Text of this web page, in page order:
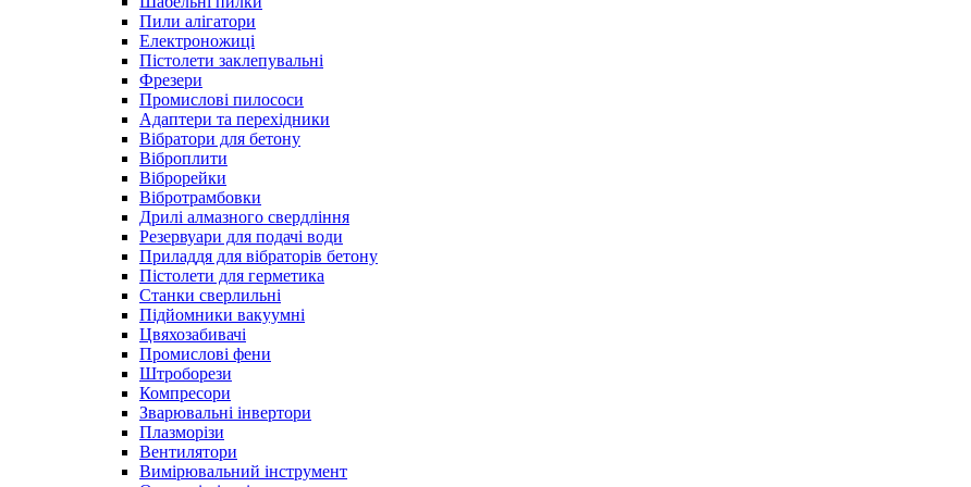
Пили алігатори
Електроножиці
Пістолети заклепувальні
Фрезери
Промислові пилососи
Адаптери та перехідники
Вібратори для бетону
Віброплити
Віброрейки
Вібротрамбовки
Дрилі алмазного свердління
Резервуари для подачі води
Приладдя для вібраторів бетону
Пістолети для герметика
Станки сверлильні
Підйомники вакуумні
Цвяхозабивачі
Промислові фени
Штроборези
Компресори
Зварювальні інвертори
Плазморізи
Вентилятори
Вимірювальний інструмент